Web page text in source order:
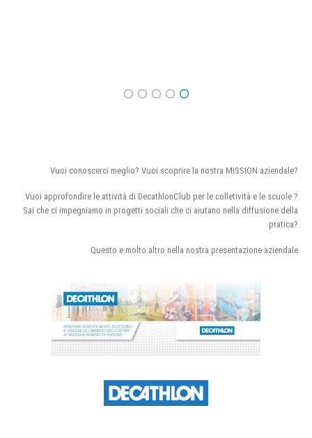
Vuoi conoscerci meglio? Vuoi scoprire la nostra MISSION aziendale?
Vuoi approfondire le attività di DecathlonClub per le colletività e le scuole ?
Sai che ci impegniamo in progetti sociali che ci aiutano nella diffusione della
pratica?
Questo e molto altro nella nostra presentazione aziendale